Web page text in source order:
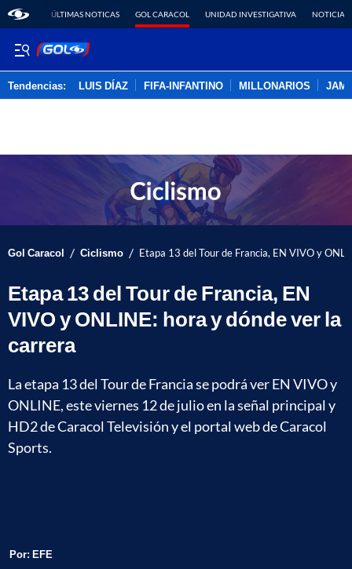
ÚLTIMAS NOTICAS GOL CARACOL UNIDAD INVESTIGATIVA NOTICIAS
Tendencias: LUIS DÍAZ FIFA-INFANTINO MILLONARIOS
Gol Caracol / Ciclismo / Etapa 13 del Tour de Francia, EN VIVO y
Etapa 13 del Tour de Francia, EN
VIVO y ONLINE: hora y dónde ver la
carrera
La etapa 13 del Tour de Francia se podrá ver EN VIVO y
ONLINE, este viernes 12 de julio en la señal principal y
HD2 de Caracol Televisión y el portal web de Caracol
Sports.
Por: EFE